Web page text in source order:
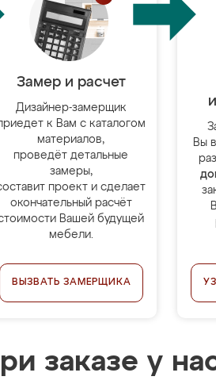
Замер и расчет
Дизайнер-замерщик
к Вам с каталогом
материалов,
проведёт детальные
замеры,
проект и сделает
окончательный расчёт
Вашей будущей
мебели.
ВЫЗВАТЬ ЗАМЕРЩИКА
Вы
заказе у